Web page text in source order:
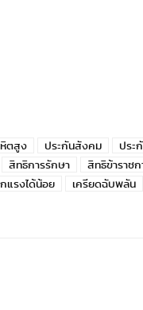
ตสูง ประกันสังคม ประ
สิทธิการรักษา สิทธิข้าราชก
แรงได้น้อย เครียดฉับพลัน